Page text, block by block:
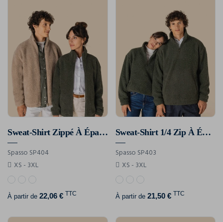
Sweat-Shirt Zippé À Épaules Tombantes En Sherpa Unisexe
Spasso SP404
XS - 3XL
À partir de 22,06 € TTC
Sweat-Shirt 1/4 Zip À Épaules Tombantes En Sherpa Unisexe
Spasso SP403
XS - 3XL
À partir de 21,50 € TTC